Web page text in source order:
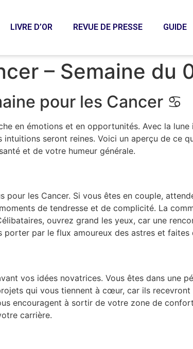
LIVRE D’OR REVUE DE PRESSE GUIDE
– Semaine du
pour les Cancer ♋️
en émotions et en opportunités. Avec la
seront reines. Voici un aperçu de ce
et de votre humeur générale.
pour les Cancer. Si vous êtes en couple,
de tendresse et de complicité. La
ouvrez grand les yeux, car une
porter par le flux amoureux des astres et
vos idées novatrices. Vous êtes dans une
qui vous tiennent à cœur, car ils
encouragent à sortir de votre zone de
carrière.